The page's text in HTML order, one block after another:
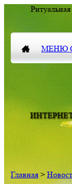
МЕНЮ
Главная>